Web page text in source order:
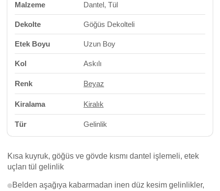
Malzeme Dantel, Tül
Dekolte Göğüs Dekolteli
Etek Boyu Uzun Boy
Kol Askılı
Renk Beyaz
Kiralama Kiralık
Tür Gelinlik
Kısa kuyruk, göğüs ve gövde kısmı dantel işlemeli, etek
uçları tül gelinlik
Belden aşağıya kabarmadan inen düz kesim gelinlikler,